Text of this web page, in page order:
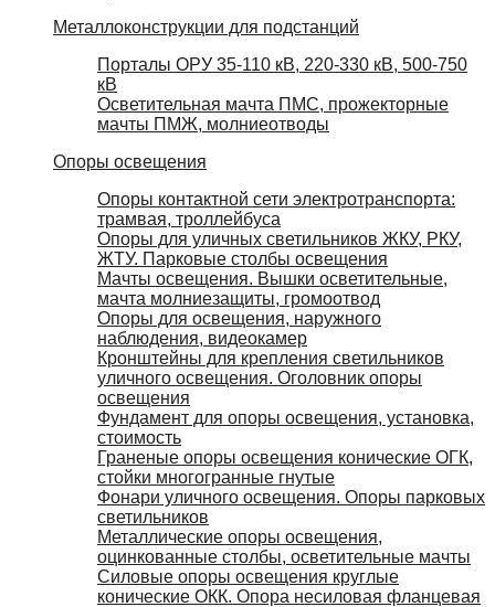
Металлоконструкции для подстанций
Порталы ОРУ 35-110 кВ, 220-330 кВ, 500-750
кВ
Осветительная мачта ПМС, прожекторные
мачты ПМЖ, молниеотводы
Опоры освещения
Опоры контактной сети электротранспорта:
трамвая, троллейбуса
Опоры для уличных светильников ЖКУ, РКУ,
ЖТУ. Парковые столбы освещения
Мачты освещения. Вышки осветительные,
мачта молниезащиты, громоотвод
Опоры для освещения, наружного
наблюдения, видеокамер
Кронштейны для крепления светильников
уличного освещения. Оголовник опоры
освещения
Фундамент для опоры освещения, установка,
стоимость
Граненые опоры освещения конические ОГК,
стойки многогранные гнутые
Фонари уличного освещения. Опоры парковых
светильников
Металлические опоры освещения,
оцинкованные столбы, осветительные мачты
Силовые опоры освещения круглые
конические ОКК. Опора несиловая фланцевая